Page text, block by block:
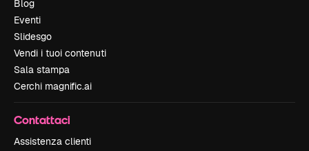
Blog
Eventi
Slidesgo
Vendi i tuoi contenuti
Sala stampa
Cerchi magnific.ai
Contattaci
Assistenza clienti